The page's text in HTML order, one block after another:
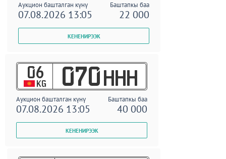
Аукцион башталган күнү Баштапкы баа
07.08.2026 13:05 22 000
06
KG 070 HHH
Аукцион башталган күнү Баштапкы баа
07.08.2026 13:05 40 000